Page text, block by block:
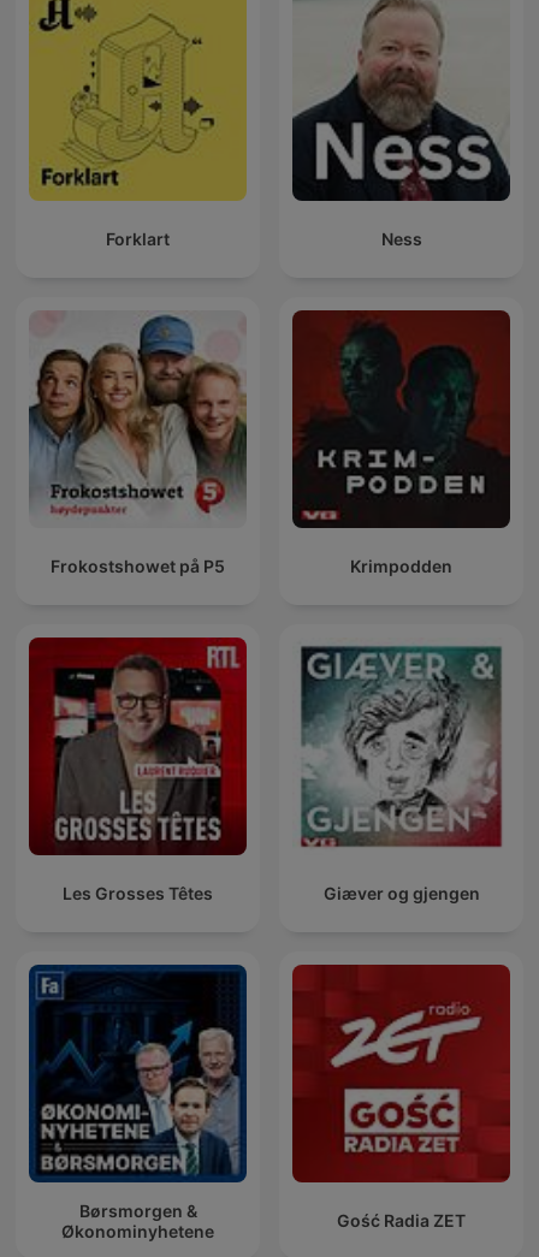
Forklart Ness
Frokostshowet på P5 Krimpodden
Les Grosses Têtes Giæver og gjengen
Børsmorgen &
Økonominyhetene
Gość Radia ZET